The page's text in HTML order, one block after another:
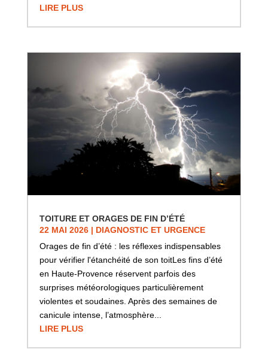
LIRE PLUS
TOITURE ET ORAGES DE FIN D’ÉTÉ
22 MAI 2026| DIAGNOSTIC ET URGENCE
Orages de fin d’été : les réflexes indispensables
pour vérifier l'étanchéité de son toitLes fins d’été
en Haute-Provence réservent parfois des
surprises météorologiques particulièrement
violentes et soudaines. Après des semaines de
canicule intense, l’atmosphère...
LIRE PLUS